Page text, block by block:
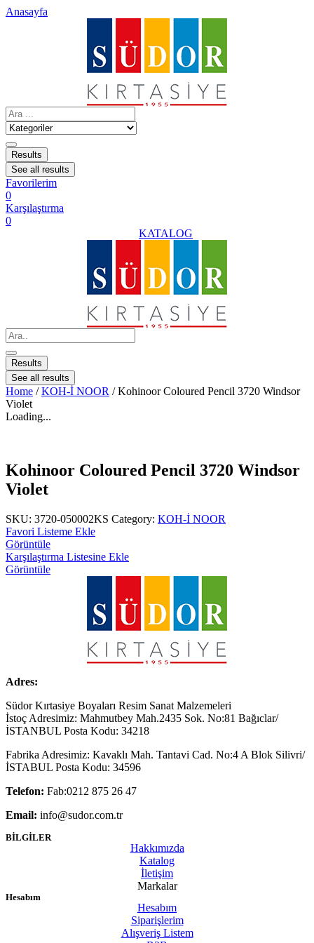
Anasayfa
Results
See all results
Favorilerim
0
Karşılaştırma
0
KATALOG
Results
See all results
Home /KOH-İ NOOR / Kohinoor Coloured Pencil 3720 Windsor
Violet
Loading...
Kohinoor Coloured Pencil 3720 Windsor
Violet
SKU: 3720-050002KS Category: KOH-İ NOOR
Favori Listeme Ekle
Görüntüle
Karşılaştırma Listesine Ekle
Görüntüle
Adres:
Südor Kırtasiye Boyaları Resim Sanat Malzemeleri
İstoç Adresimiz: Mahmutbey Mah.2435 Sok. No:81 Bağıclar/
İSTANBUL Posta Kodu: 34218
Fabrika Adresimiz: Kavaklı Mah. Tantavi Cad. No:4 A Blok Silivri/
İSTABUL Posta Kodu: 34596
Telefon: Fab:0212 875 26 47
Email: info@sudor.com.tr
BİLGİLER
Hakkımızda
Katalog
İletişim
Markalar
Hesabım
Hesabım
Siparişlerim
Alışveriş Listem